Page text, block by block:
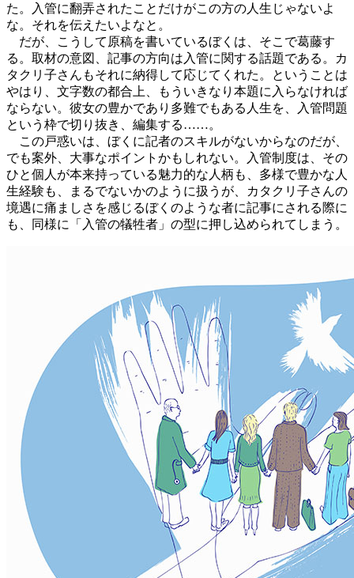
た。入管に翻弄されたことだけがこの方の人生じゃないよ
な。それを伝えたいよなと。
だが、こうして原稿を書いているぼくは、そこで葛藤す
る。取材の意図、記事の方向は入管に関する話題である。カ
タクリ子さんもそれに納得して応じてくれた。ということは
やはり、文字数の都合上、もういきなり本題に入らなければ
ならない。彼女の豊かであり多難でもある人生を、入管問題
という枠で切り抜き、編集する……。
この戸惑いは、ぼくに記者のスキルがないからなのだが、
でも案外、大事なポイントかもしれない。入管制度は、その
ひと個人が本来持っている魅力的な人柄も、多様で豊かな人
生経験も、まるでないかのように扱うが、カタクリ子さんの
境遇に痛ましさを感じるぼくのような者に記事にされる際に
も、同様に「入管の犠牲者」の型に押し込められてしまう。